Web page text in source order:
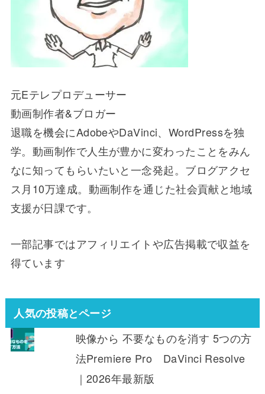
元Eテレプロデューサー
動画制作者&ブロガー
退職を機会にAdobeやDaVinci、WordPressを独
学。動画制作で人生が豊かに変わったことをみん
なに知ってもらいたいと一念発起。ブログアクセ
ス月10万達成。動画制作を通じた社会貢献と地域
支援が日課です。
一部記事ではアフィリエイトや広告掲載で収益を
得ています
人気の投稿とページ
映像から 不要なものを消す 5つの方
法Premiere Pro DaVinci Resolve
｜2026年最新版